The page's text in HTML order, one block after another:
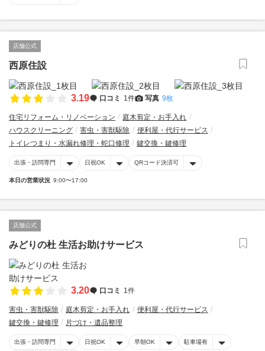
店舗公式
西原住設
3.19 口コミ 1件 写真 9枚
住宅リフォーム・リノベーション
庭木剪定・お手入れ
ハウスクリーニング
害虫・害獣駆除
便利屋・代行サービス
トイレつまり・水漏れ修理・蛇口修理
鍵交換・鍵修理
出張・訪問専門 日祝OK QRコード決済可
本日の営業状況 9:00〜17:00
店舗公式
みどりの杜 生活お助けサービス
3.20 口コミ 1件
害虫・害獣駆除 庭木剪定・お手入れ
便利屋・代行サービス
鍵交換・鍵修理
片づけ・遺品整理
出張・訪問専門 日祝OK 早朝OK 駐車場有